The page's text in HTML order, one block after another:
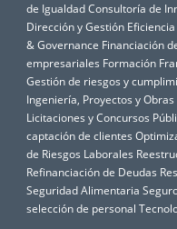
de IgualdadConsultoría de
Dirección y Gestión
& Governance Financiación
empresariales Formación
Gestión de riesgos y
Ingeniería, Proyectos y Obras
Licitaciones y Concursos
captación de clientes
de Riesgos Laborales
Refinanciación de Deudas
Seguridad Alimentaria
selección de personal